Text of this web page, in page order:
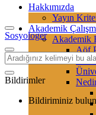
Hakkımızda
Yayın
Akademik
Akademik
Aöf
Sosyologer
Bildirimler
Bildiriminiz